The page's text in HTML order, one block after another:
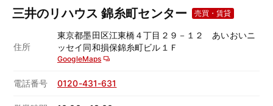
三井のリハウス 錦糸町センター 売買・賃貸
住所
東京都墨田区江東橋４丁目２９－１２ あいおいニ
ッセイ同和損保錦糸町ビル１Ｆ
GoogleMaps
電話番号 0120-431-631